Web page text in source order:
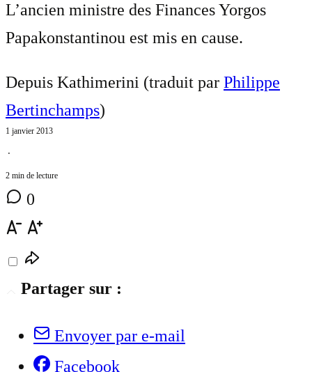
L’ancien ministre des Finances Yorgos
Papakonstantinou est mis en cause.
Depuis Kathimerini (traduit par Philippe
Bertinchamps)
1 janvier 2013
⋅
2 min de lecture
0
Partager sur :
Envoyer par e-mail
Facebook